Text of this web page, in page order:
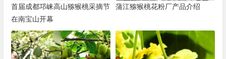
首届成都邛崃高山猕猴桃采摘节
在南宝山开幕
蒲江猕猴桃花粉厂产品介绍